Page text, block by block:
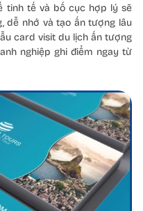
tinh tế và bố cục hợp lý sẽ
dễ nhớ và tạo ấn tượng lâu
card visit du lịch ấn tượng
nghiệp ghi điểm ngay từ